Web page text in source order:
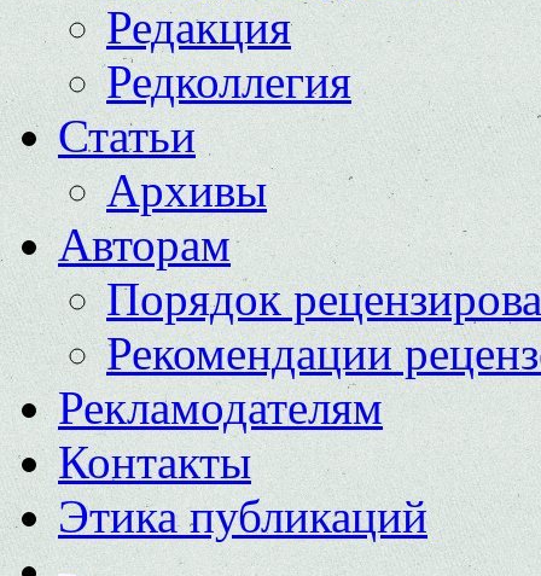
Редакция
Редколлегия
Статьи
Архивы
Авторам
Порядок
Рекомендации
Рекламодателям
Контакты
Этика публикаций